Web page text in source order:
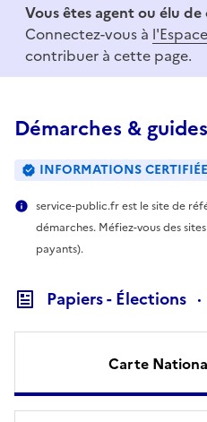
Vous êtes agent ou élu
Connectez-vous à
contribuer à cette page.
Démarches & guides
INFORMATIONS
service-public.fr est le site de
démarches. Méfiez-vous des
payants).
Papiers - Élections
Carte